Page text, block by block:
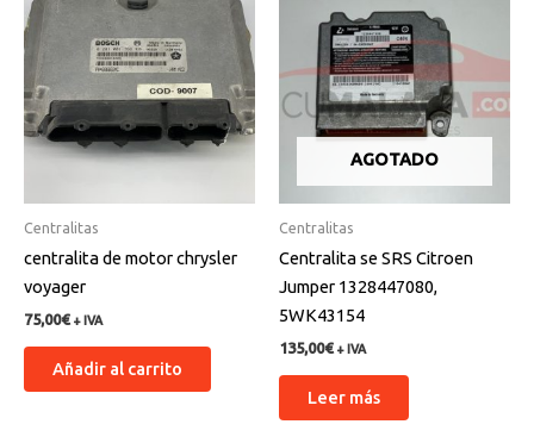
Centralitas
centralita de motor chrysler
voyager
75,00€ + IVA
Añadir al carrito
AGOTADO
Centralitas
Centralita se SRS Citroen
Jumper 1328447080,
5WK43154
135,00€ + IVA
Leer más